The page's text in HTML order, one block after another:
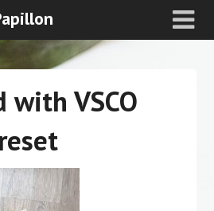
with VSCO